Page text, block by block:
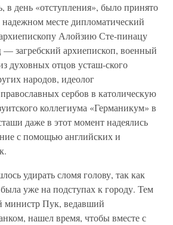
день «отступления», было принято
надежном месте дипломатический
Алойзию Сте-пинацу
загребский архиепископ, военный
духовных отцов усташ-ского
народов, идеолог
сербов в католическую
коллегиума «Германикум» в
даже в этот момент надеялись
с помощью английских и
удирать сломя голову, так как
уже на подступах к городу. Тем
министр Пук, ведавший
нашел время, чтобы вместе с